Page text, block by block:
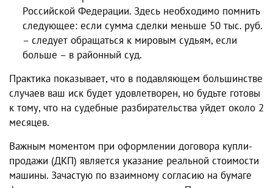
Российской Федерации. Здесь необходимо помнить
следующее: если сумма сделки меньше 50 тыс. руб.
– следует обращаться к мировым судьям, если
больше – в районный суд.
Практика показывает, что в подавляющем большинстве
случаев ваш иск будет удовлетворен, но будьте готовы
к тому, что на судебные разбирательства уйдет около 2
месяцев.
Важным моментом при оформлении договора купли-
продажи (ДКП) является указание реальной стоимости
машины. Зачастую по взаимному согласию на бумаге